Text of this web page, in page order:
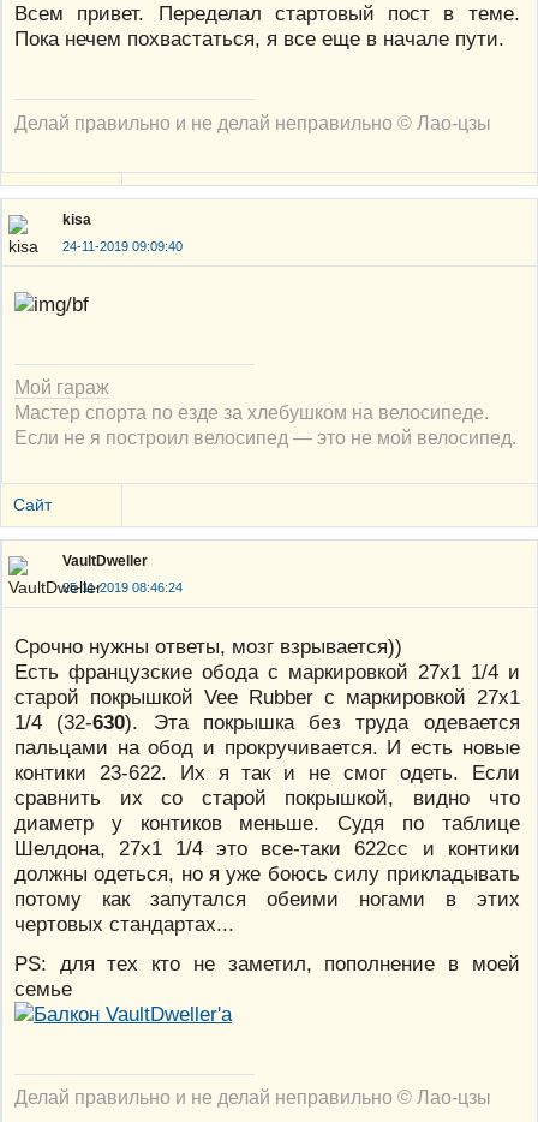
Всем привет. Переделал стартовый пост в теме.
Пока нечем похвастаться, я все еще в начале пути.
Делай правильно и не делай неправильно © Лао-цзы
kisa
24-11-2019 09:09:40
Мой гараж
Мастер спорта по езде за хлебушком на велосипеде.
Если не я построил велосипед — это не мой велосипед.
Сайт
VaultDweller
25-11-2019 08:46:24
Cрочно нужны ответы, мозг взрывается))
Есть французские обода с маркировкой 27x1 1/4 и
старой покрышкой Vee Rubber с маркировкой 27x1
1/4 (32-630). Эта покрышка без труда одевается
пальцами на обод и прокручивается. И есть новые
контики 23-622. Их я так и не смог одеть. Если
сравнить их со старой покрышкой, видно что
диаметр у контиков меньше. Судя по таблице
Шелдона, 27x1 1/4 это все-таки 622cc и контики
должны одеться, но я уже боюсь силу прикладывать
потому как запутался обеими ногами в этих
чертовых стандартах...
PS: для тех кто не заметил, пополнение в моей
семье
Делай правильно и не делай неправильно © Лао-цзы